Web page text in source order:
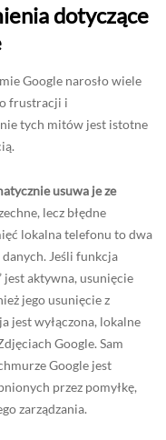
dotyczące
Google narosło wiele
frustracji i
tych mitów jest istotne
usuwa je ze
lecz błędne
lokalna telefonu to dwa
Jeśli funkcja
jest aktywna, usunięcie
jego usunięcie z
jest wyłączona, lokalne
Google. Sam
Google jest
przez pomyłkę,
zarządzania.